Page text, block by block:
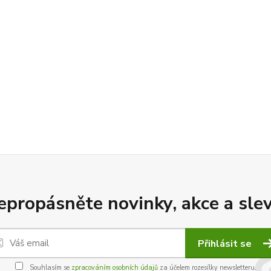
novinky, akce a
Přihlásit se
Souhlasím se zpracováním osobních údajůza účelem rozesílky newsletteru.